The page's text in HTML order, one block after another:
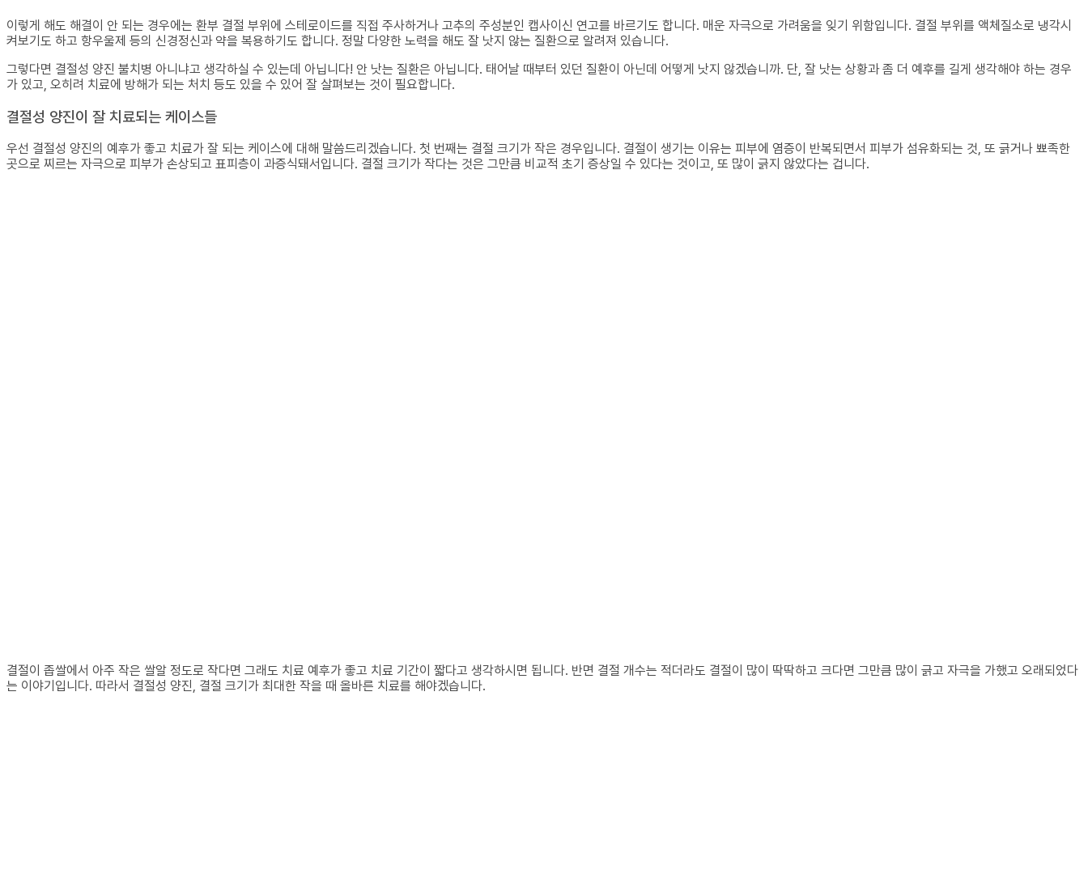
이렇게 해도 해결이 안 되는 경우에는 환부 결절 부위에 스테로이드를 직접 주사하거나 고추의 주성분인 캡사이신 연고를 바르기도 합니다. 매운 자극으로 가려움을 잊기 위함입니다. 결절 부위를 액체질소로 냉각시
켜보기도 하고 항우울제 등의 신경정신과 약을 복용하기도 합니다. 정말 다양한 노력을 해도 잘 낫지 않는 질환으로 알려져 있습니다.
그렇다면 결절성 양진 불치병 아니냐고 생각하실 수 있는데 아닙니다! 안 낫는 질환은 아닙니다. 태어날 때부터 있던 질환이 아닌데 어떻게 낫지 않겠습니까. 단, 잘 낫는 상황과 좀 더 예후를 길게 생각해야 하는 경우
가 있고, 오히려 치료에 방해가 되는 처치 등도 있을 수 있어 잘 살펴보는 것이 필요합니다.
결절성 양진이 잘 치료되는 케이스들
우선 결절성 양진의 예후가 좋고 치료가 잘 되는 케이스에 대해 말씀드리겠습니다. 첫 번째는 결절 크기가 작은 경우입니다. 결절이 생기는 이유는 피부에 염증이 반복되면서 피부가 섬유화되는 것, 또 긁거나 뾰족한
곳으로 찌르는 자극으로 피부가 손상되고 표피층이 과증식돼서입니다. 결절 크기가 작다는 것은 그만큼 비교적 초기 증상일 수 있다는 것이고, 또 많이 긁지 않았다는 겁니다.
결절이 좁쌀에서 아주 작은 쌀알 정도로 작다면 그래도 치료 예후가 좋고 치료 기간이 짧다고 생각하시면 됩니다. 반면 결절 개수는 적더라도 결절이 많이 딱딱하고 크다면 그만큼 많이 긁고 자극을 가했고 오래되었다
는 이야기입니다. 따라서 결절성 양진, 결절 크기가 최대한 작을 때 올바른 치료를 해야겠습니다.